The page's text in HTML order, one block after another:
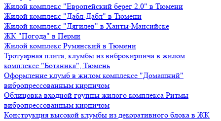
Жилой комплекс "Европейский берег 2.0" в Тюмени
Жилой комплекс "Дабл-Дабл" в Тюмени
Жилой комплекс "Дягилев" в Ханты-Мансийске
ЖК "Погода" в Перми
Жилой комплекс Румянский в Тюмени
Тротуарная плита, клумбы из виброкирпича в жилом
комплексе "Ботаника", Тюмень
Оформление клумб в жилом комплексе "Домашний"
вибропрессованным кирпичом
Облицовка входной группы жилого комплекса Ритмы
вибропрессованным кирпичом
Конструкция высокой клумбы из декоративного блока в ЖК